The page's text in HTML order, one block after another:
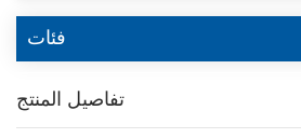
فئات
تفاصيل المنتج